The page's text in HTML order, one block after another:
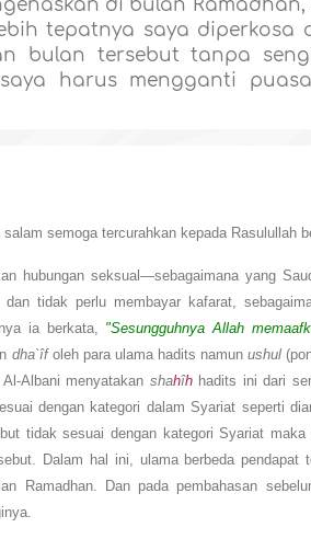
di bulan
tepatnya saya diperkosa
bulan tersebut tanpa
harus mengganti
semoga tercurahkan kepada Rasulullah
hubungan seksual—sebagaimana yang
dan tidak perlu membayar kafarat,
ia berkata, "Sesungguhnya Allah
dha`îfoleh para ulama hadits namun ushul
Albani menyatakan shahîhhadits ini dari
dengan kategori dalam Syariat seperti
tidak sesuai dengan kategori Syariat
Dalam hal ini, ulama berbeda pendapat
Ramadhan. Dan pada pembahasan